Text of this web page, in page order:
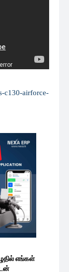
c130-airforce-
எங்கள்